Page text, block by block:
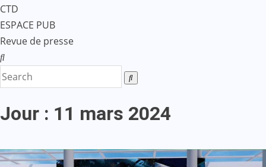
CTD
ESPACE PUB
Revue de presse
Jour : 11 mars 2024